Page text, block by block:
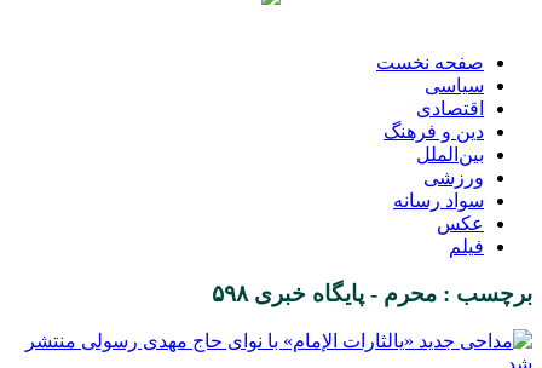
صفحه نخست
سیاسی
اقتصادی
دین و فرهنگ
بین‌الملل
ورزشی
سواد رسانه
عکس
فیلم
برچسب : محرم - پایگاه خبری ۵۹۸